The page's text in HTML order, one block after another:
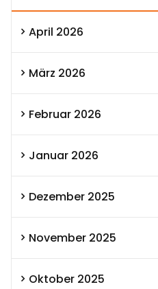
April 2026
März 2026
Februar 2026
Januar 2026
Dezember 2025
November 2025
Oktober 2025